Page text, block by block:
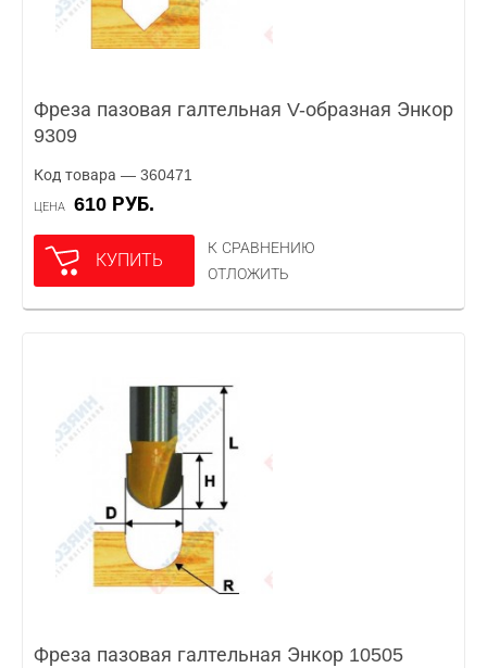
Фреза пазовая галтельная V-образная Энкор
9309
Код товара — 360471
ЦЕНА 610 РУБ.
КУПИТЬ
К СРАВНЕНИЮ
ОТЛОЖИТЬ
Фреза пазовая галтельная Энкор 10505